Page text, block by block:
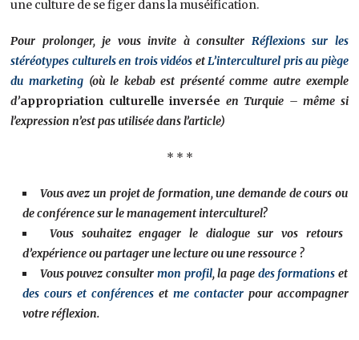
une culture de se figer dans la muséification.
Pour prolonger, je vous invite à consulter Réflexions sur les
stéréotypes culturels en trois vidéos etL’interculturel pris au piège
du marketing (où le kebab est présenté comme autre exemple
d’appropriation culturelle inversée en Turquie – même si
l’expression n’est pas utilisée dans l’article)
* * *
Vous avez un projet de formation, une demande de cours ou
de conférence sur le management interculturel?
Vous souhaitez engager le dialogue sur vos retours
d’expérience ou partager une lecture ou une ressource ?
Vous pouvez consulter mon profil, la page des formations et
des cours et conférences et me contacterpour accompagner
votre réflexion.